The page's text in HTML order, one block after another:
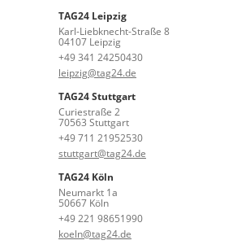
TAG24 Leipzig
Karl-Liebknecht-Straße 8
04107 Leipzig
+49 341 24250430
leipzig@tag24.de
TAG24 Stuttgart
Curiestraße 2
70563 Stuttgart
+49 711 21952530
stuttgart@tag24.de
TAG24 Köln
Neumarkt 1a
50667 Köln
+49 221 98651990
koeln@tag24.de